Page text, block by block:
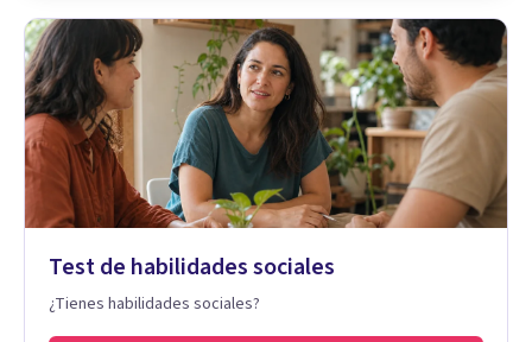
Test de habilidades sociales
¿Tienes habilidades sociales?